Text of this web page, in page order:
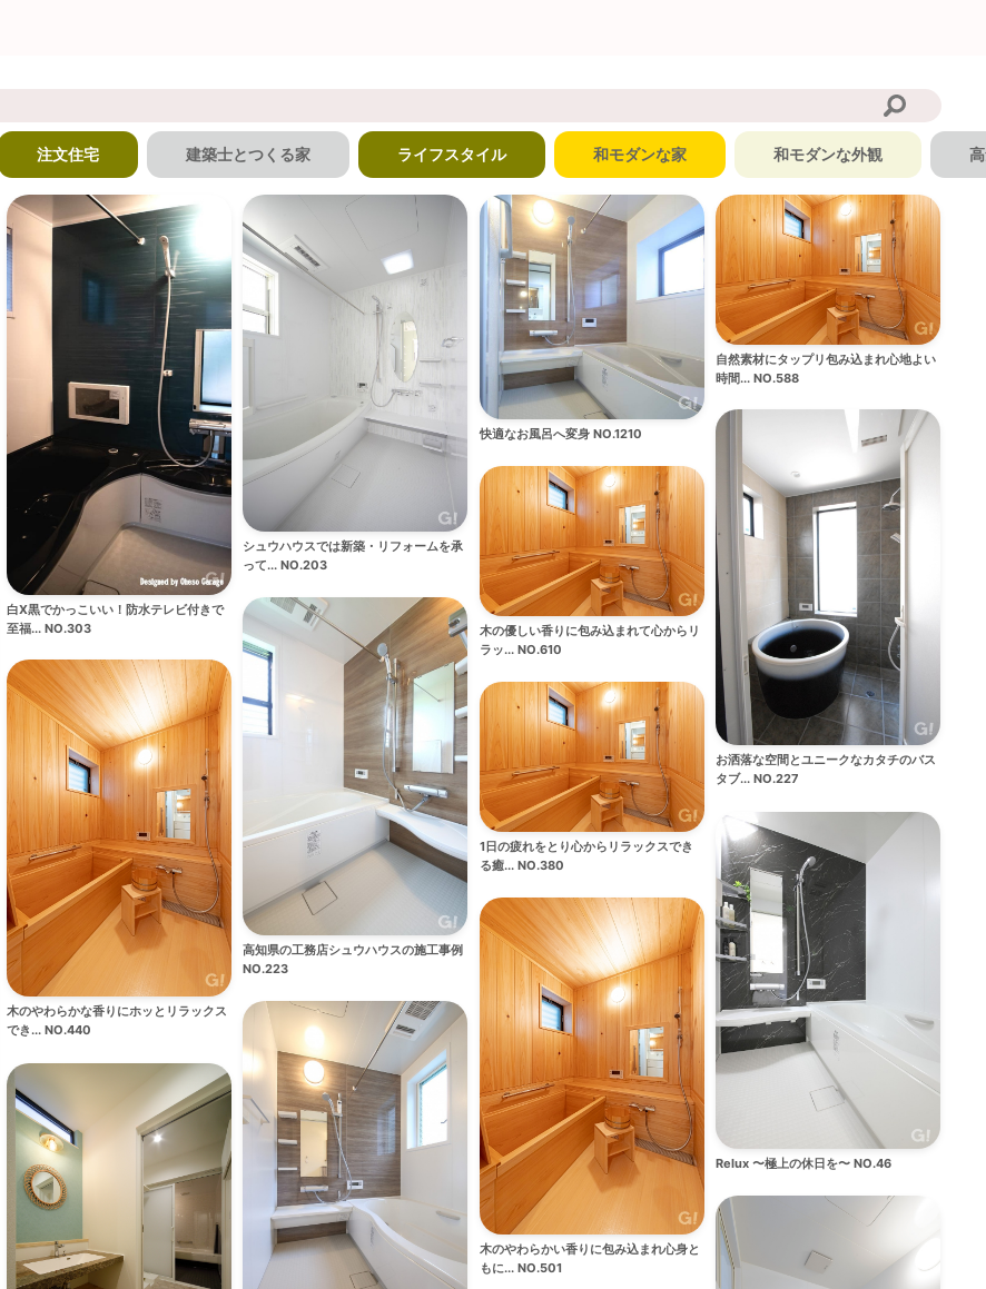
注文住宅 建築士とつくる家 ライフスタイル 和モダンな家 和モダンな外観
白X黒でかっこいい！防水テレビ付きで
至福... NO.303
シュウハウスでは新築・リフォームを承
って... NO.203
快適なお風呂へ変身 NO.1210
自然素材にタップリ包み込まれ心地よい
時間... NO.588
お洒落な空間とユニークなカタチのバス
タブ... NO.227
木の優しい香りに包み込まれて心からリ
ラッ... NO.610
高知県の工務店シュウハウスの施工事例
NO.223
木のやわらかな香りにホッとリラックス
でき... NO.440
1日の疲れをとり心からリラックスでき
る癒... NO.380
Relux 〜極上の休日を〜 NO.46
木のやわらかい香りに包み込まれ心身と
もに... NO.501